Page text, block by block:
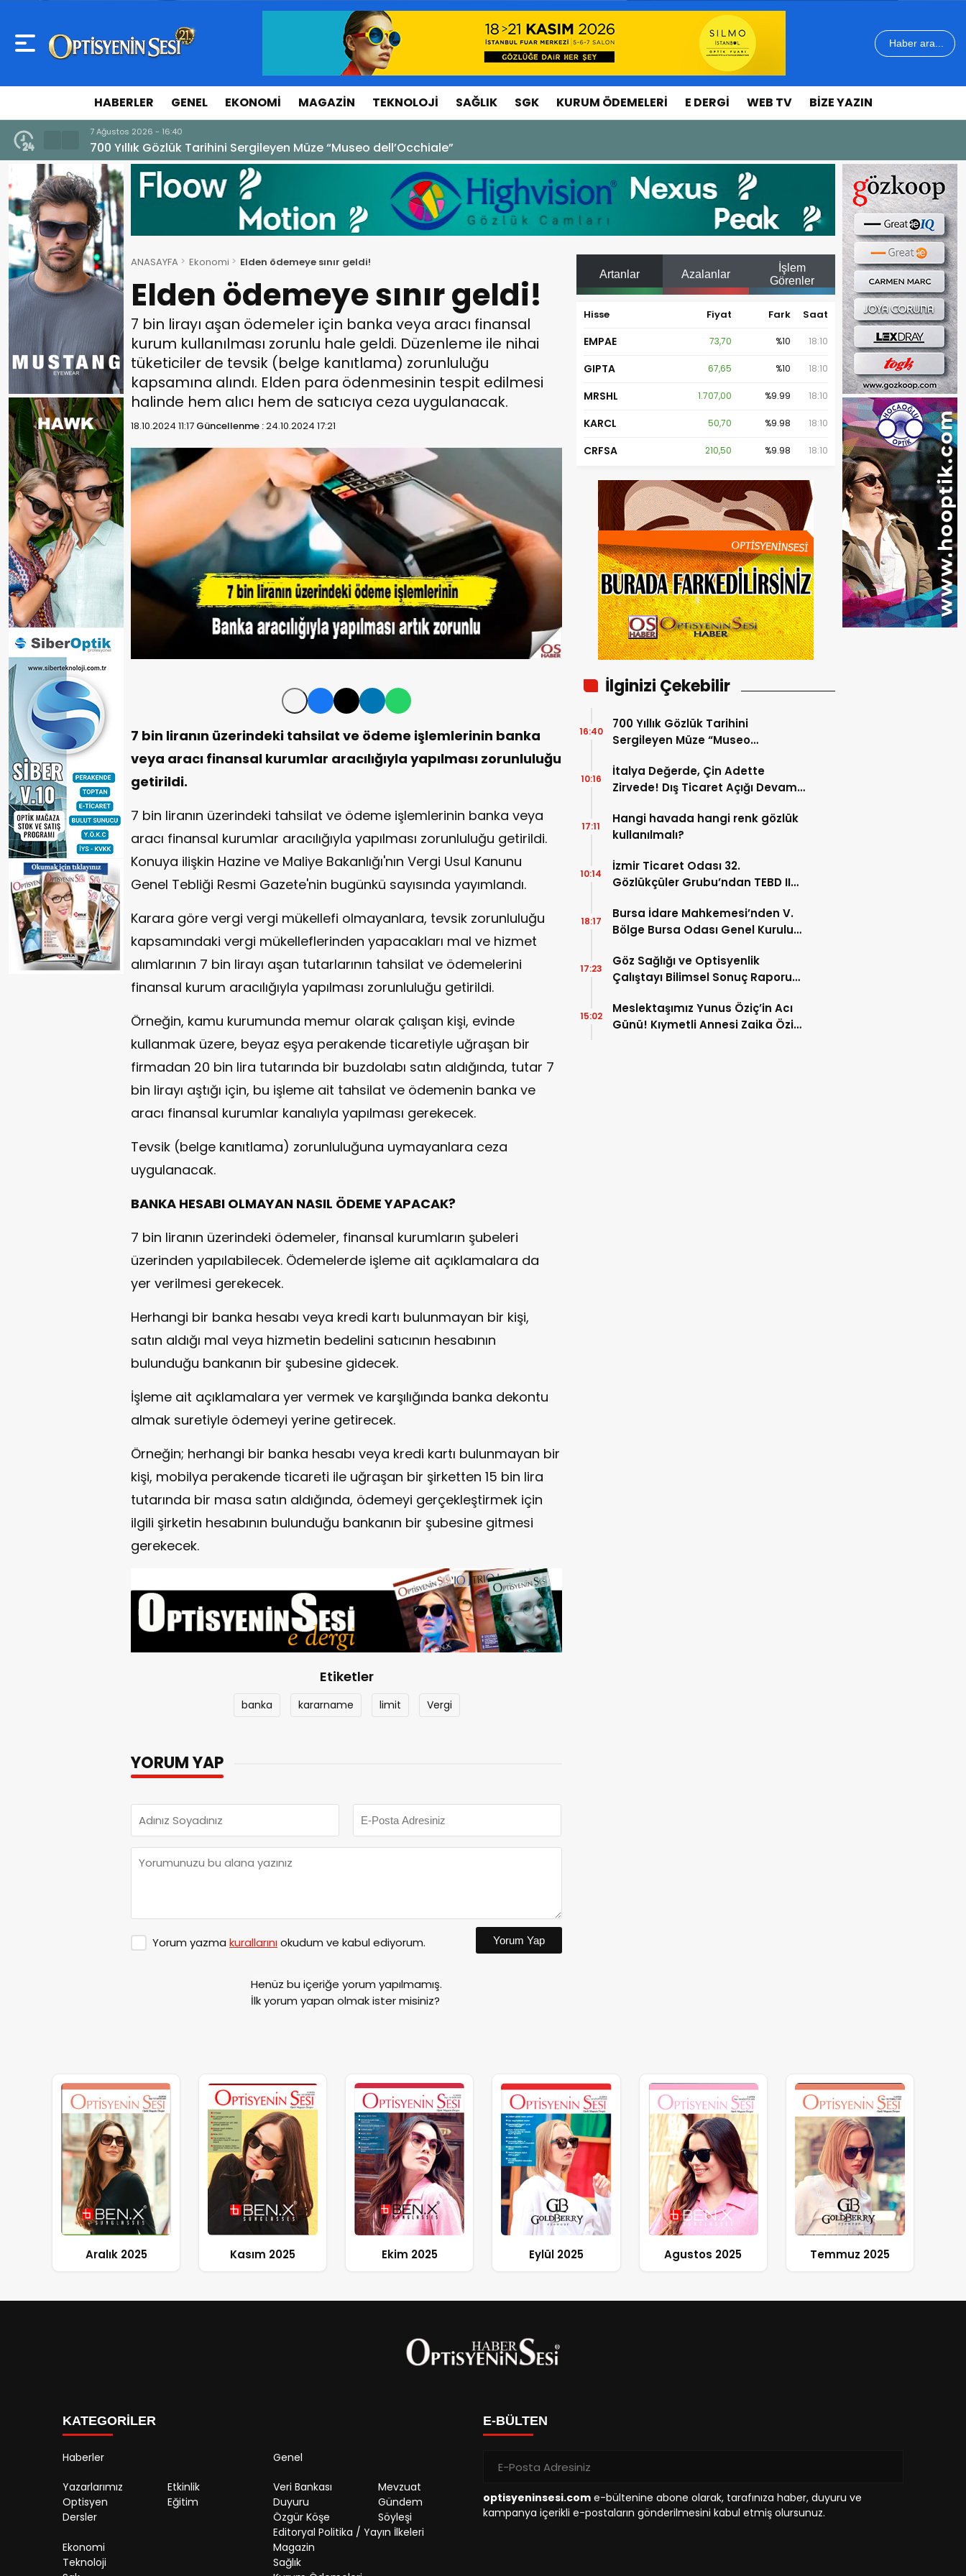
Haber ara...
HABERLER GENEL EKONOMI MAGAZIN TEKNOLOJI SAĞLIK SGK KURUM ÖDEMELERI E DERGI WEB TV BIZE YAZIN
7 Ağustos 2026 - 10:16
İtalya Değerde, Çin Adette Zirvede! Dış Ticaret Açığı Devam Ediyor
ANASAYFA Ekonomi Elden ödemeye sınır geldi!
Elden ödemeye sınır geldi!
7 bin lirayı aşan ödemeler için banka veya aracı finansal
kurum kullanılması zorunlu hale geldi. Düzenleme ile nihai
tüketiciler de tevsik (belge kanıtlama) zorunluluğu
kapsamına alındı. Elden para ödenmesinin tespit edilmesi
halinde hem alıcı hem de satıcıya ceza uygulanacak.
18.10.2024 11:17 Güncellenme :24.10.2024 17:21
7 bin liranın üzerindeki tahsilat ve ödeme işlemlerinin banka
veya aracı finansal kurumlar aracılığıyla yapılması zorunluluğu
getirildi.
7 bin liranın üzerindeki tahsilat ve ödeme işlemlerinin banka veya
aracı finansal kurumlar aracılığıyla yapılması zorunluluğu getirildi.
Konuya ilişkin Hazine ve Maliye Bakanlığı'nın Vergi Usul Kanunu
Genel Tebliği Resmi Gazete'nin bugünkü sayısında yayımlandı.
Karara göre vergi vergi mükellefi olmayanlara, tevsik zorunluluğu
kapsamındaki vergi mükelleflerinden yapacakları mal ve hizmet
alımlarının 7 bin lirayı aşan tutarlarının tahsilat ve ödemelerini
finansal kurum aracılığıyla yapılması zorunluluğu getirildi.
Örneğin, kamu kurumunda memur olarak çalışan kişi, evinde
kullanmak üzere, beyaz eşya perakende ticaretiyle uğraşan bir
firmadan 20 bin lira tutarında bir buzdolabı satın aldığında, tutar 7
bin lirayı aştığı için, bu işleme ait tahsilat ve ödemenin banka ve
aracı finansal kurumlar kanalıyla yapılması gerekecek.
Tevsik (belge kanıtlama) zorunluluğuna uymayanlara ceza
uygulanacak.
BANKA HESABI OLMAYAN NASIL ÖDEME YAPACAK?
7 bin liranın üzerindeki ödemeler, finansal kurumların şubeleri
üzerinden yapılabilecek. Ödemelerde işleme ait açıklamalara da
yer verilmesi gerekecek.
Herhangi bir banka hesabı veya kredi kartı bulunmayan bir kişi,
satın aldığı mal veya hizmetin bedelini satıcının hesabının
bulunduğu bankanın bir şubesine gidecek.
İşleme ait açıklamalara yer vermek ve karşılığında banka dekontu
almak suretiyle ödemeyi yerine getirecek.
Örneğin; herhangi bir banka hesabı veya kredi kartı bulunmayan bir
kişi, mobilya perakende ticareti ile uğraşan bir şirketten 15 bin lira
tutarında bir masa satın aldığında, ödemeyi gerçekleştirmek için
ilgili şirketin hesabının bulunduğu bankanın bir şubesine gitmesi
gerekecek.
Etiketler
banka kararname limit Vergi
YORUM YAP
Yorum yazma kurallarınıokudum ve kabul ediyorum. Yorum Yap
Henüz bu içeriğe yorum yapılmamış.
İlk yorum yapan olmak ister misiniz?
Artanlar Azalanlar
İşlem
Görenler
Hisse Fiyat Fark Saat
EMPAE 73,70 %10 18:10
GIPTA 67,65 %10 18:10
MRSHL 1.707,00 %9.99 18:10
KARCL 50,70 %9.98 18:10
CRFSA 210,50 %9.98 18:10
İlginizi Çekebilir
700 Yıllık Gözlük Tarihini
Sergileyen Müze “Museo
16:40
İtalya Değerde, Çin Adette
Zirvede! Dış Ticaret Açığı Devam
10:16
Hangi havada hangi renk gözlük
kullanılmalı?
17:11
İzmir Ticaret Odası 32.
Gözlükçüler Grubu’ndan TEBD II
Projesi açıklaması
10:14
Bursa İdare Mahkemesi’nden V.
Bölge Bursa Odası Genel Kurulu
18:17
Göz Sağlığı ve Optisyenlik
Çalıştayı Bilimsel Sonuç Raporu
17:23
Meslektaşımız Yunus Öziç’in Acı
Günü! Kıymetli Annesi Zaika Öziç
15:02
Aralık 2025 Kasım 2025 Ekim 2025 Eylül 2025 Agustos 2025 Temmuz 2025
KATEGORİLER
Haberler
Yazarlarımız
Etkinlik
Optisyen
Eğitim
Dersler
Genel
Veri Bankası
Mevzuat
Duyuru
Gündem
Özgür Köşe
Söyleşi
Editoryal Politika / Yayın İlkeleri
Ekonomi
Magazin
Teknoloji
Sağlık
E-BÜLTEN
optisyeninsesi.com e-bültenine abone olarak, tarafınıza haber, duyuru ve
kampanya içerikli e-postaların gönderilmesini kabul etmiş olursunuz.